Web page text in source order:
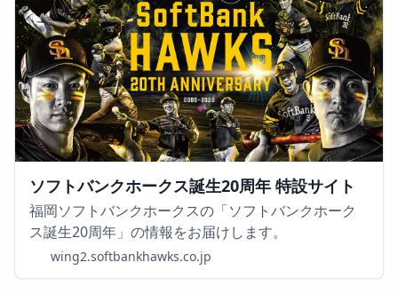
ソフトバンクホークス誕生20周年 特設サイト
福岡ソフトバンクホークスの「ソフトバンクホーク
ス誕生20周年」の情報をお届けします。
wing2.softbankhawks.co.jp